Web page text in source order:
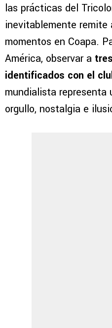
las prácticas del
inevitablemente remite
momentos en Coapa.
América, observar a
identificados con el
mundialista representa
orgullo, nostalgia e